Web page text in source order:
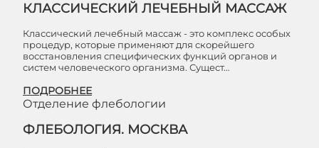
КЛАССИЧЕСКИЙ ЛЕЧЕБНЫЙ МАССАЖ
Классический лечебный массаж - это комплекс особых
процедур, которые применяют для скорейшего
восстановления специфических функций органов и
систем человеческого организма. Сущест…
ПОДРОБНЕЕ
Отделение флебологии
ФЛЕБОЛОГИЯ. МОСКВА